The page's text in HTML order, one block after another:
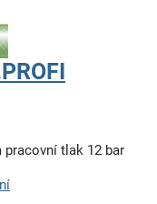
pracovní tlak 12 bar